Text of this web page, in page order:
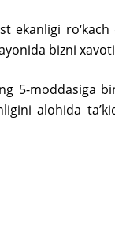
ekanligi
bizni
5-moddasiga
alohida